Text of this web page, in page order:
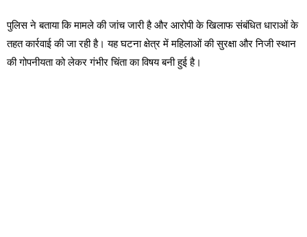
पुलिस ने बताया कि मामले की जांच जारी है और आरोपी के खिलाफ संबंधित धाराओं के
तहत कार्रवाई की जा रही है। यह घटना क्षेत्र में महिलाओं की सुरक्षा और निजी स्थान
की गोपनीयता को लेकर गंभीर चिंता का विषय बनी हुई है।